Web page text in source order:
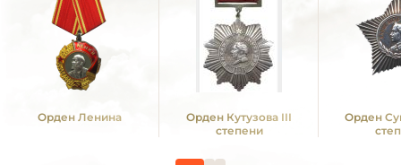
Орден Ленина
Орден Кутузова III
степени
Орден